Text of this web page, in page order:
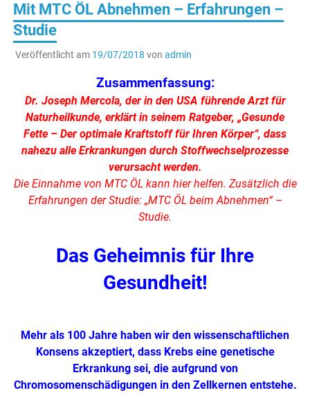
Mit MTC ÖL Abnehmen – Erfahrungen –
Studie
Veröffentlicht am 19/07/2018 von admin
Zusammenfassung:
Dr. Joseph Mercola, der in den USA führende Arzt für
Naturheilkunde, erklärt in seinem Ratgeber, „Gesunde
Fette – Der optimale Kraftstoff für Ihren Körper“, dass
nahezu alle Erkrankungen durch Stoffwechselprozesse
verursacht werden.
Die Einnahme von MTC ÖL kann hier helfen. Zusätzlich die
Erfahrungen der Studie: „MTC ÖL beim Abnehmen“ –
Studie.
Das Geheimnis für Ihre
Gesundheit!
Mehr als 100 Jahre haben wir den wissenschaftlichen
Konsens akzeptiert, dass Krebs eine genetische
Erkrankung sei, die aufgrund von
Chromosomenschädigungen in den Zellkernen entstehe.